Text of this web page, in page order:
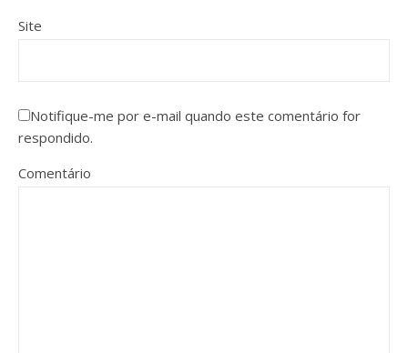
Site
Notifique-me por e-mail quando este comentário for
respondido.
Comentário